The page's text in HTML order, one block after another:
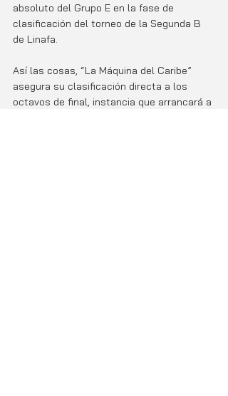
absoluto del Grupo E en la fase de
clasificación del torneo de la Segunda B
de Linafa.
Así las cosas, “La Máquina del Caribe”
asegura su clasificación directa a los
octavos de final, instancia que arrancará a